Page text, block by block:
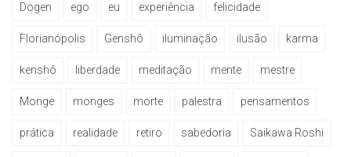
Dogen ego eu experiência felicidade
Florianópolis Genshô iluminação ilusão karma
kenshô liberdade meditação mente mestre
Monge monges morte palestra pensamentos
prática realidade retiro sabedoria Saikawa Roshi